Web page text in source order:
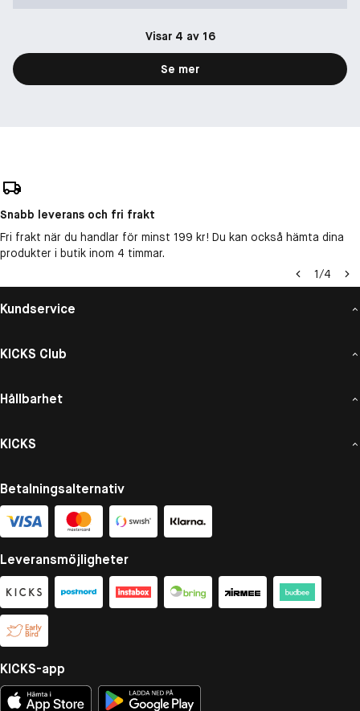
Visar 4 av 16
Se mer
Snabb leverans och fri frakt
Fri frakt när du handlar för minst 199 kr! Du kan också hämta dina
produkter i butik inom 4 timmar.
1/4
Kundservice
KICKS Club
Hållbarhet
KICKS
Betalningsalternativ
Leveransmöjligheter
KICKS-app